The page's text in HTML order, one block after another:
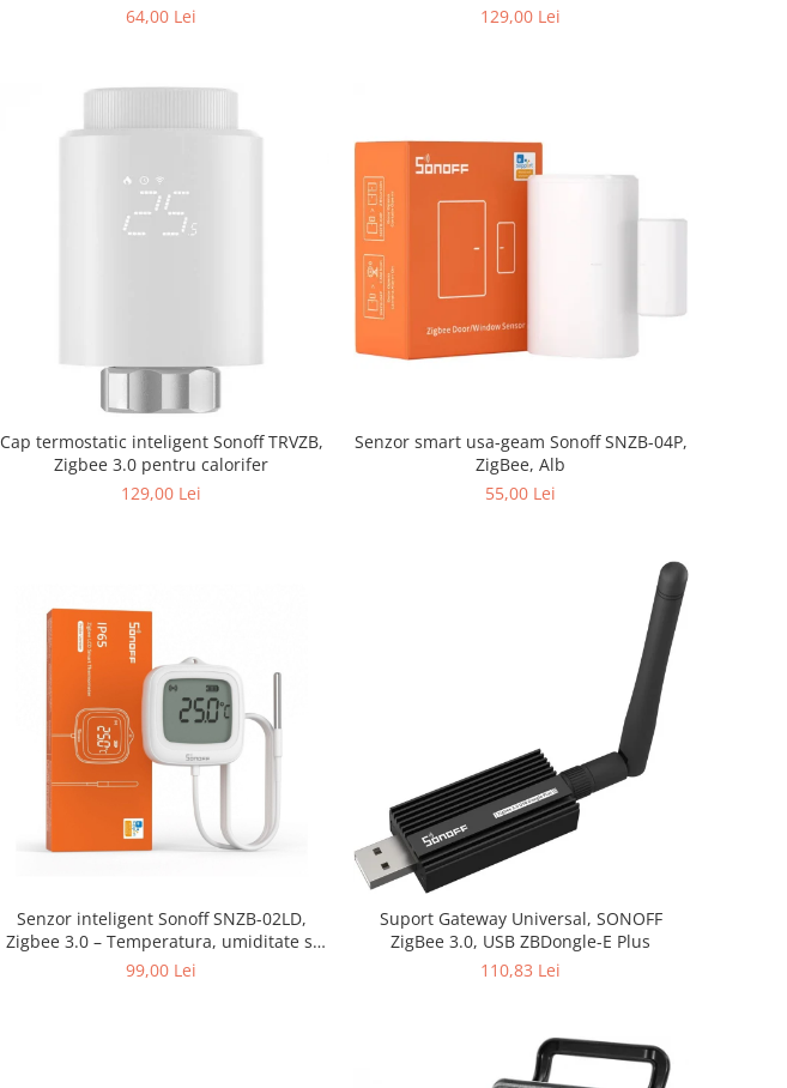
64,00 Lei
129,00 Lei
Cap termostatic inteligent Sonoff TRVZB,
Zigbee 3.0 pentru calorifer
129,00 Lei
Senzor smart usa-geam Sonoff SNZB-04P,
ZigBee, Alb
55,00 Lei
Senzor inteligent Sonoff SNZB-02LD,
Zigbee 3.0 – Temperatura, umiditate si
lumina
99,00 Lei
Suport Gateway Universal, SONOFF
ZigBee 3.0, USB ZBDongle-E Plus
110,83 Lei